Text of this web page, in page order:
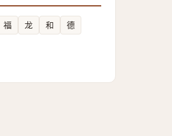
福 龙 和
德